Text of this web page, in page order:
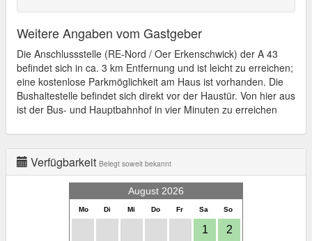
Weitere Angaben vom Gastgeber
Die Anschlussstelle (RE-Nord / Oer Erkenschwick) der A 43
befindet sich in ca. 3 km Entfernung und ist leicht zu erreichen;
eine kostenlose Parkmöglichkeit am Haus ist vorhanden. Die
Bushaltestelle befindet sich direkt vor der Haustür. Von hier aus
ist der Bus- und Hauptbahnhof in vier Minuten zu erreichen
Verfügbarkeit Belegt soweit bekannt
August 2026
Mo Di Mi Do Fr Sa So
1 2